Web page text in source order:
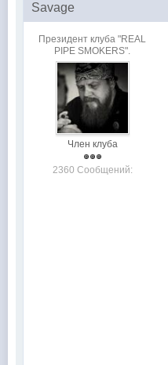
Savage
Президент клуба "REAL
PIPE SMOKERS".
Член клуба
2360 Сообщений: